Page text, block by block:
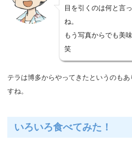
目を引くのは何と言
ね。
もう写真からでも美
笑
テラは博多からやってきたというのも
すね。
いろいろ食べてみた！